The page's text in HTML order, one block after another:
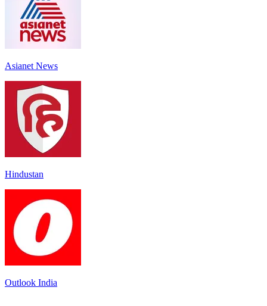
Asianet News
Hindustan
Outlook India